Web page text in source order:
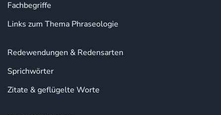
Fachbegriffe
Links zum Thema Phraseologie
Redewendungen & Redensarten
Sprichwörter
Zitate & geflügelte Worte